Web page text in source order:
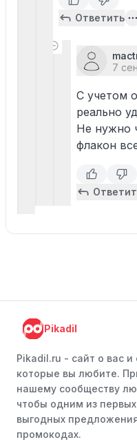
Ответить
7
С учетом
реально
Не нужно
флакон
Pikadil
Pikadil.ru - cайт о вас и
которые вы любите.
нашему сообществу
чтобы одним из первых
выгодных
промокодах.